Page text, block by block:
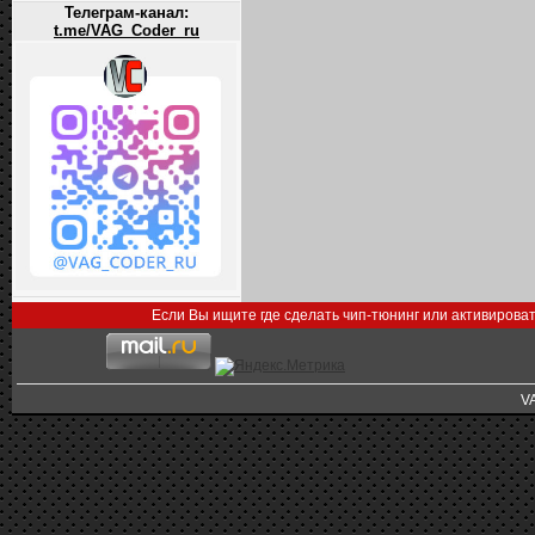
Телеграм-канал:
t.me/VAG_Coder_ru
Если Вы ищите где сделать чип-тюнинг или